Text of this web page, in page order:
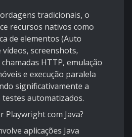
tradicionais, o
recursos nativos como
de elementos (Auto
screenshots,
HTTP, emulação
e execução paralela
significativamente a
automatizados.
Playwright com Java?
aplicações Java